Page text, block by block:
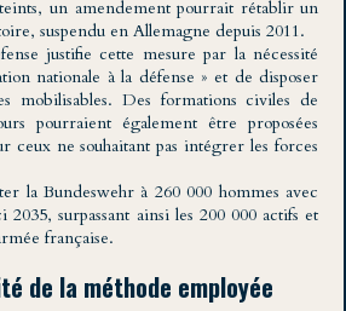
un amendement pourrait rétablir un
suspendu en Allemagne depuis 2011.
justifie cette mesure par la nécessité
nationale à la défense » et de disposer
mobilisables. Des formations civiles de
pourraient également être proposées
ceux ne souhaitant pas intégrer les forces
la Bundeswehr à 260 000 hommes avec
2035, surpassant ainsi les 200 000 actifs et
française.
de la méthode employée